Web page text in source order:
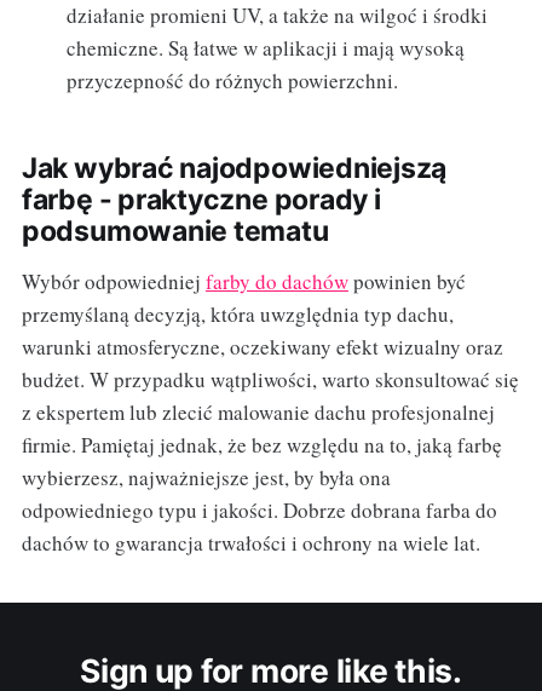
działanie promieni UV, a także na wilgoć i środki
chemiczne. Są łatwe w aplikacji i mają wysoką
przyczepność do różnych powierzchni.
Jak wybrać najodpowiedniejszą
farbę - praktyczne porady i
podsumowanie tematu
Wybór odpowiedniej farby do dachówpowinien być
przemyślaną decyzją, która uwzględnia typ dachu,
warunki atmosferyczne, oczekiwany efekt wizualny oraz
budżet. W przypadku wątpliwości, warto skonsultować się
z ekspertem lub zlecić malowanie dachu profesjonalnej
firmie. Pamiętaj jednak, że bez względu na to, jaką farbę
wybierzesz, najważniejsze jest, by była ona
odpowiedniego typu i jakości. Dobrze dobrana farba do
dachów to gwarancja trwałości i ochrony na wiele lat.
Sign up for more like this.